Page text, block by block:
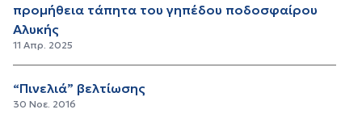
προμήθεια τάπητα του γηπέδου ποδοσφαίρου
Αλυκής
11 Απρ. 2025
“Πινελιά” βελτίωσης
30 Νοε. 2016